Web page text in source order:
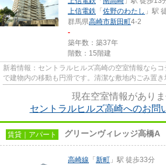
上信電鉄 「 佐野のわたし 」駅
群馬県高崎市新田町4-2
-
築年数：築37年
階数：15階建
新着情報：セントラルヒルズ高崎の空室情報なら
で建物内の移動も円滑です。清潔な敷地内ごみ置
現在空室情報がありま
セントラルヒルズ高崎へのお問
賃貸｜アパート グリーンヴィレッジ高橋A
高崎線 「 新町 」駅 徒歩33分